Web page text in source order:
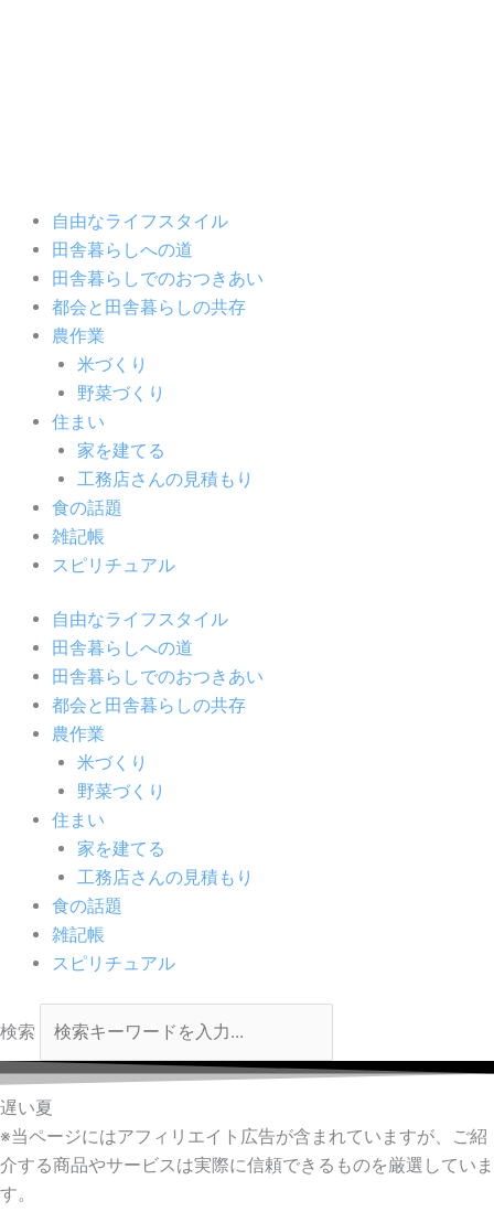
自由なライフスタイル
田舎暮らしへの道
田舎暮らしでのおつきあい
都会と田舎暮らしの共存
農作業
米づくり
野菜づくり
住まい
家を建てる
工務店さんの見積もり
食の話題
雑記帳
スピリチュアル
自由なライフスタイル
田舎暮らしへの道
田舎暮らしでのおつきあい
都会と田舎暮らしの共存
農作業
米づくり
野菜づくり
住まい
家を建てる
工務店さんの見積もり
食の話題
雑記帳
スピリチュアル
検索
遅い夏
※当ページにはアフィリエイト広告が含まれていますが、ご紹
介する商品やサービスは実際に信頼できるものを厳選していま
す。